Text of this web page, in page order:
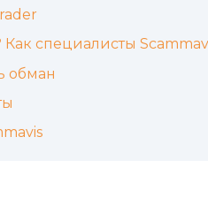
специалисты
обман